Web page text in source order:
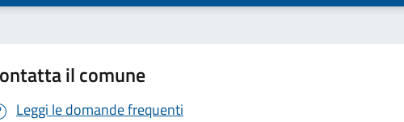
il comune
Leggi le domande frequenti